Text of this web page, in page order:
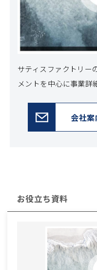
サティスファクトリー
メントを中心に事業詳
会社
お役立ち資料